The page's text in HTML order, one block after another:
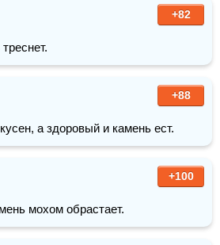
+82
+88
а здоровый и камень ест.
+100
мохом обрастает.